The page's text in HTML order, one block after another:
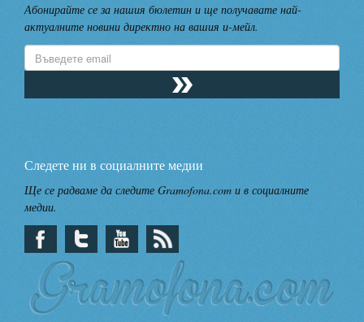
Абонирайте се за нашия бюлетин и ще получавате най-
актуалните новини директно на вашия и-мейл.
Следете ни в социалните медии
Ще се радваме да следите Gramofona.com и в социалните
медии.